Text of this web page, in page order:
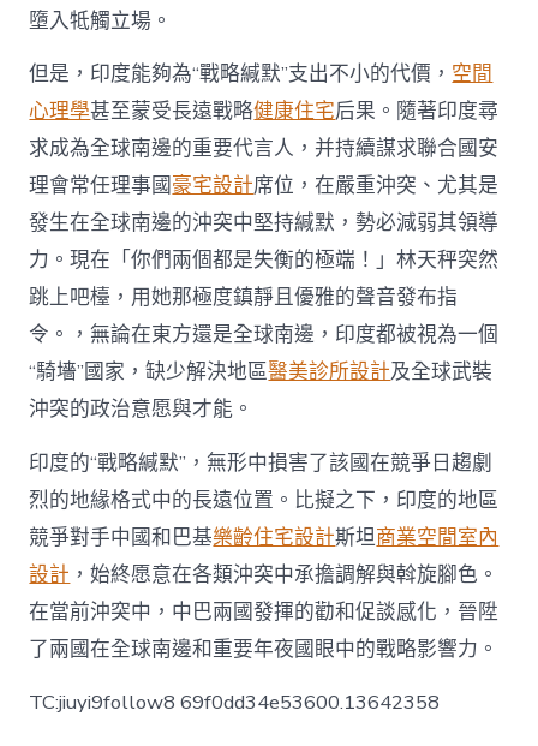
墮入牴觸立場。
但是，印度能夠為“戰略緘默”支出不小的代價， 空間
心理學甚至蒙受長遠戰略健康住宅后果。隨著印度尋
求成為全球南邊的重要代言人，并持續謀求聯合國安
理會常任理事國豪宅設計席位，在嚴重沖突、尤其是
發生在全球南邊的沖突中堅持緘默，勢必減弱其領導
力。現在「你們兩個都是失衡的極端！」林天秤突然
跳上吧檯，用她那極度鎮靜且優雅的聲音發布指
令。，無論在東方還是全球南邊，印度都被視為一個
“騎墻”國家，缺少解決地區醫美診所設計及全球武裝
沖突的政治意愿與才能。
印度的“戰略緘默”，無形中損害了該國在競爭日趨劇
烈的地緣格式中的長遠位置。比擬之下，印度的地區
競爭對手中國和巴基樂齡住宅設計斯坦商業空間室內
設計 ，始終愿意在各類沖突中承擔調解與斡旋腳色。
在當前沖突中，中巴兩國發揮的勸和促談感化，晉陞
了兩國在全球南邊和重要年夜國眼中的戰略影響力。
TC:jiuyi9follow8 69f0dd34e53600.13642358